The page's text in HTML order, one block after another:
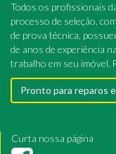
Todos os profissionais
processo de seleção,
de prova técnica,
de anos de experiência
trabalho em seu imóvel.
Pronto para reparos
Curta nossa página